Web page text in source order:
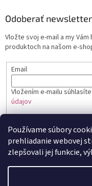
Používame súbory
prehliadanie webovej
zlepšovali jej funkcie,
Odoberať newsletter
Vložte svoj e-mail a my
produktoch na našom e-
Email
Vložením e-mailu
údajov
PRIHLÁSIŤ SA